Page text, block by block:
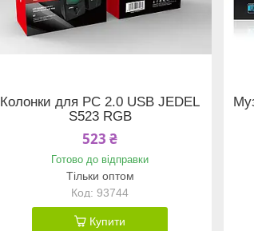
Колонки для PC 2.0 USB JEDEL
S523 RGB
523 ₴
Готово до відправки
Тільки оптом
93744
Купити